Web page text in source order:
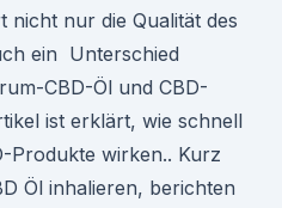
nicht nur die Qualität des
ein Unterschied
CBD-Öl und CBD-
ist erklärt, wie schnell
Produkte wirken.. Kurz
Öl inhalieren, berichten